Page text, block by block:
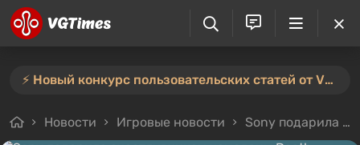
⚡️ Новый конкурс пользовательских статей от VGTimes — участвуйте тут ⚡️
Новости Игровые новости Sony подарила счастливчикам чемоданы Death Stranding, но их никто не может открыть